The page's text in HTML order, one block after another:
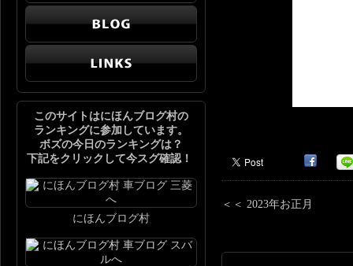
＜＜ 2023年お正月
このサイトはにほんブログ村の
ランキングに参加しています。
ボズの今日のランキングは？
下記をクリックして今スグ確認！
にほんブログ村